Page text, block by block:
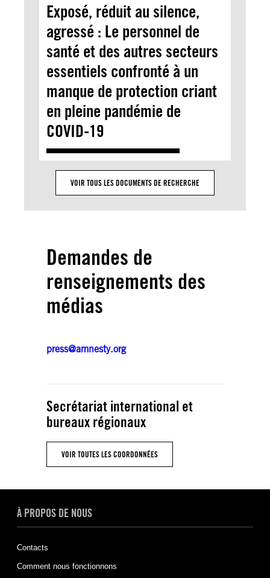
Exposé, réduit au silence,
agressé : Le personnel de
santé et des autres secteurs
essentiels confronté à un
manque de protection criant
en pleine pandémie de
COVID-19
VOIR TOUS LES DOCUMENTS DE RECHERCHE
Demandes de
renseignements des
médias
press@amnesty.org
Secrétariat international et
bureaux régionaux
VOIR TOUTES LES COORDONNÉES
À PROPOS DE NOUS
Contacts
Comment nous fonctionnons